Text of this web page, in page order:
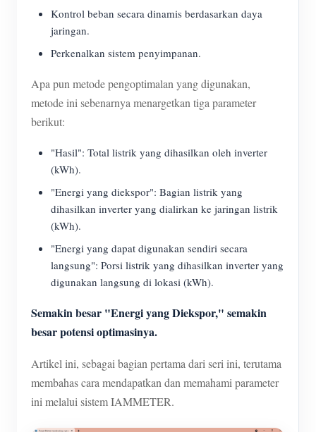
Kontrol beban secara dinamis berdasarkan daya
jaringan.
Perkenalkan sistem penyimpanan.
Apa pun metode pengoptimalan yang digunakan,
metode ini sebenarnya menargetkan tiga parameter
berikut:
"Hasil": Total listrik yang dihasilkan oleh inverter
(kWh).
"Energi yang diekspor": Bagian listrik yang
dihasilkan inverter yang dialirkan ke jaringan listrik
(kWh).
"Energi yang dapat digunakan sendiri secara
langsung": Porsi listrik yang dihasilkan inverter yang
digunakan langsung di lokasi (kWh).
Semakin besar "Energi yang Diekspor," semakin
besar potensi optimasinya.
Artikel ini, sebagai bagian pertama dari seri ini, terutama
membahas cara mendapatkan dan memahami parameter
ini melalui sistem IAMMETER.